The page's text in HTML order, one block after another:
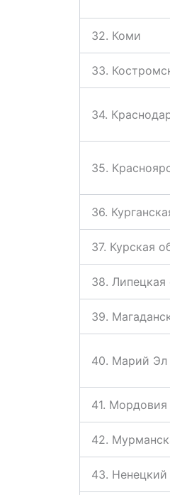
32. Коми
33.
34.
35.
36.
37. Курская
38. Липецкая
39.
40. Марий Эл
41. Мордовия
42.
43.